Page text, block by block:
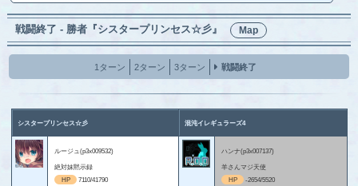
戦闘終了 - 勝者『シスタープリンセス☆彡』 Map
1ターン 2ターン 3ターン 戦闘終了
シスタープリンセス☆彡 混沌イレギュラーズ4
ルージュ(p3x009532)
絶対妹黙示録
HP
7110/41790
ハンナ(p3x007137)
羊さんマジ天使
HP
-2654/5520